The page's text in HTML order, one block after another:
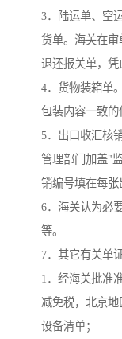
3．陆运单、空
货单。海关在
退还报关单，凭
4．货物装箱单
包装内容一致的
5．出口收汇核
管理部门加盖"
销编号填在每张
6．海关认为必
等。
7．其它有关单
1．经海关批准
减免税，北京
设备清单；